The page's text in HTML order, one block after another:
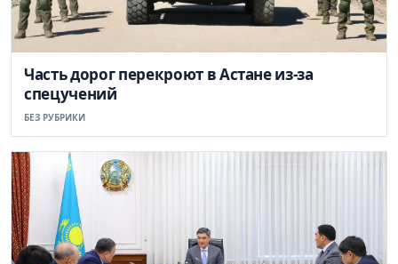
Часть дорог перекроют в Астане из-за
спецучений
БЕЗ РУБРИКИ